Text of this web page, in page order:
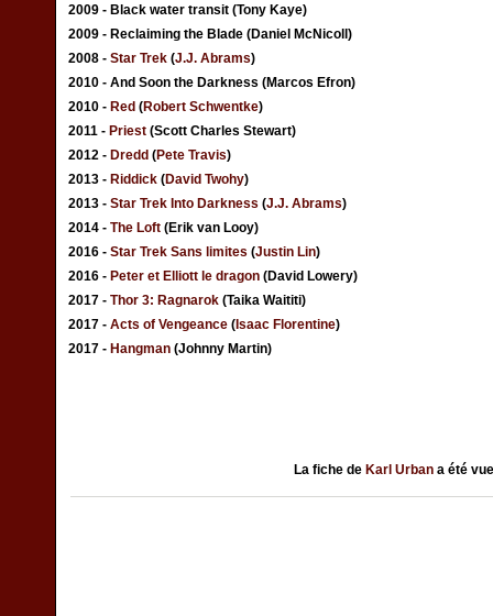
2009 - Black water transit (Tony Kaye)
2009 - Reclaiming the Blade (Daniel McNicoll)
2008 - Star Trek (J.J. Abrams)
2010 - And Soon the Darkness (Marcos Efron)
2010 - Red (Robert Schwentke)
2011 - Priest (Scott Charles Stewart)
2012 - Dredd (Pete Travis)
2013 - Riddick (David Twohy)
2013 - Star Trek Into Darkness (J.J. Abrams)
2014 - The Loft (Erik van Looy)
2016 - Star Trek Sans limites (Justin Lin)
2016 - Peter et Elliott le dragon (David Lowery)
2017 - Thor 3: Ragnarok (Taika Waititi)
2017 - Acts of Vengeance (Isaac Florentine)
2017 - Hangman (Johnny Martin)
La fiche de Karl Urban a été